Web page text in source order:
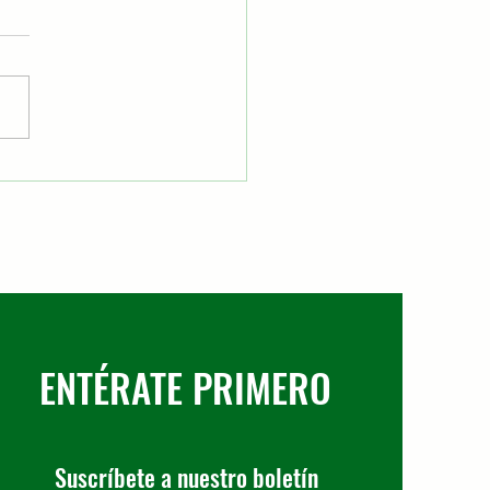
urbanos en
ENTÉRATE PRIMERO
Suscríbete a nuestro boletín